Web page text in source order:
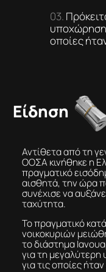
υποχώρηση
οποίες
Είδηση
Αντίθετα από τη
ΟΟΣΑ κινήθηκε η
πραγματικό
αισθητά, την ώρα
συνέχισε να
ταχύτητα.
Το πραγματικό
νοικοκυριών
το διάστημα
για τη
για τις οποίες